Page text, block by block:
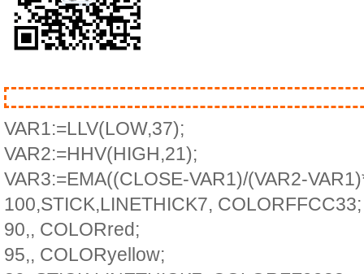
VAR1:=LLV(LOW,37);
VAR2:=HHV(HIGH,21);
VAR3:=EMA((CLOSE-VAR1)/(VAR2-
100,STICK,LINETHICK7, COLORFFCC33;
90,, COLORred;
95,, COLORyellow;